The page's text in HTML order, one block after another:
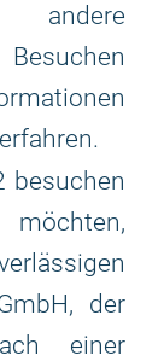
besuchen
der
einer